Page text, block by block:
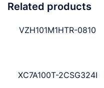
Related products
VZH101M1HTR-0810
XC7A100T-2CSG324I